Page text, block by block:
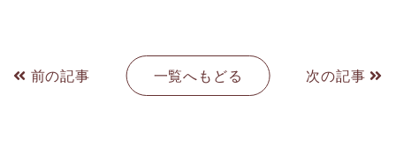
前の記事 一覧へもどる 次の記事